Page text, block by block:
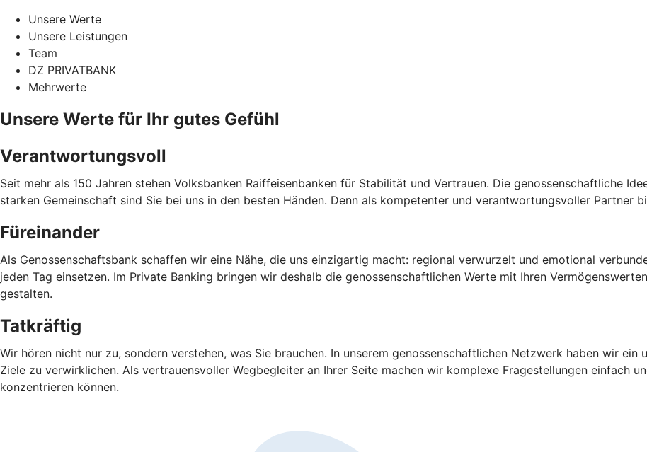
Unsere Werte
Unsere Leistungen
Team
DZ PRIVATBANK
Mehrwerte
Unsere Werte für Ihr gutes Gefühl
Verantwortungsvoll
Seit mehr als 150 Jahren stehen Volksbanken Raiffeisenbanken für Stabilität und Vertrauen. Die genossenschaftliche
starken Gemeinschaft sind Sie bei uns in den besten Händen. Denn als kompetenter und verantwortungsvoller Partner
Füreinander
Als Genossenschaftsbank schaffen wir eine Nähe, die uns einzigartig macht: regional verwurzelt und emotional
jeden Tag einsetzen. Im Private Banking bringen wir deshalb die genossenschaftlichen Werte mit Ihren
gestalten.
Tatkräftig
Wir hören nicht nur zu, sondern verstehen, was Sie brauchen. In unserem genossenschaftlichen Netzwerk haben wir ein
Ziele zu verwirklichen. Als vertrauensvoller Wegbegleiter an Ihrer Seite machen wir komplexe Fragestellungen einfach
konzentrieren können.